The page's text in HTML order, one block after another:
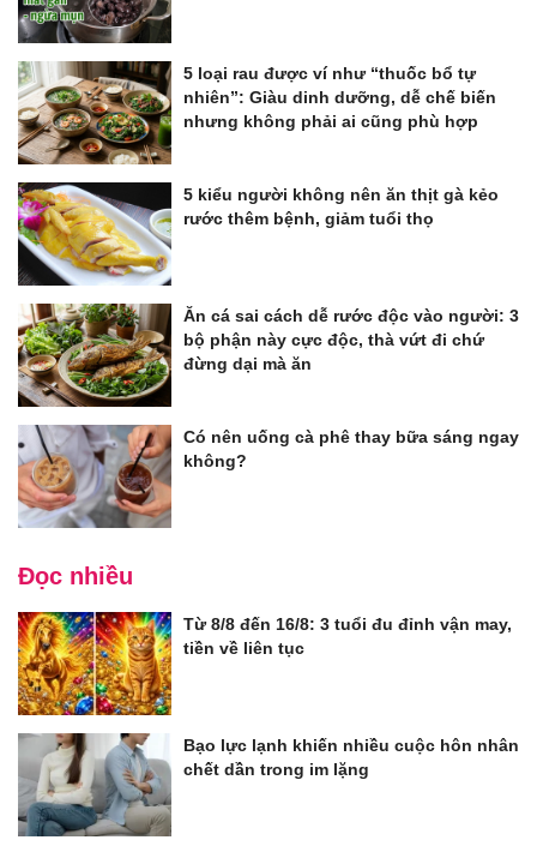
5 loại rau được ví như “thuốc bổ tự
nhiên”: Giàu dinh dưỡng, dễ chế biến
nhưng không phải ai cũng phù hợp
5 kiểu người không nên ăn thịt gà kẻo
rước thêm bệnh, giảm tuổi thọ
Ăn cá sai cách dễ rước độc vào người: 3
bộ phận này cực độc, thà vứt đi chứ
đừng dại mà ăn
Có nên uống cà phê thay bữa sáng ngay
không?
Đọc nhiều
Từ 8/8 đến 16/8: 3 tuổi đu đỉnh vận may,
tiền về liên tục
Bạo lực lạnh khiến nhiều cuộc hôn nhân
chết dần trong im lặng